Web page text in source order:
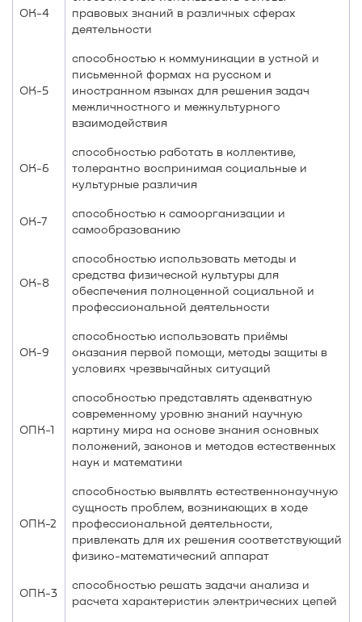
ОК-4
правовых знаний в различных сферах
деятельности
ОК-5
способностью к коммуникации в устной и
письменной формах на русском и
иностранном языках для решения задач
межличностного и межкультурного
взаимодействия
ОК-6
способностью работать в коллективе,
толерантно воспринимая социальные и
культурные различия
ОК-7
способностью к самоорганизации и
самообразованию
ОК-8
способностью использовать методы и
средства физической культуры для
обеспечения полноценной социальной и
профессиональной деятельности
ОК-9
способностью использовать приёмы
оказания первой помощи, методы защиты в
условиях чрезвычайных ситуаций
ОПК-1
способностью представлять адекватную
современному уровню знаний научную
картину мира на основе знания основных
положений, законов и методов естественных
наук и математики
ОПК-2
способностью выявлять естественнонаучную
сущность проблем, возникающих в ходе
профессиональной деятельности,
привлекать для их решения соответствующий
физико-математический аппарат
ОПК-3
способностью решать задачи анализа и
расчета характеристик электрических цепей